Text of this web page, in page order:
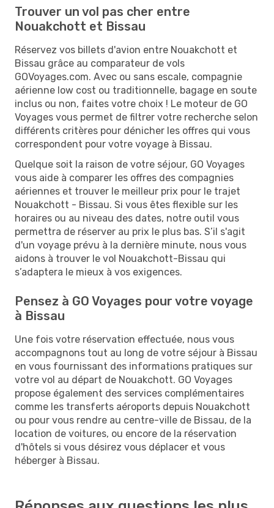
Trouver un vol pas cher entre
Nouakchott et Bissau
Réservez vos billets d'avion entre Nouakchott et
Bissau grâce au comparateur de vols
GOVoyages.com. Avec ou sans escale, compagnie
aérienne low cost ou traditionnelle, bagage en soute
inclus ou non, faites votre choix ! Le moteur de GO
Voyages vous permet de filtrer votre recherche selon
différents critères pour dénicher les offres qui vous
correspondent pour votre voyage à Bissau.
Quelque soit la raison de votre séjour, GO Voyages
vous aide à comparer les offres des compagnies
aériennes et trouver le meilleur prix pour le trajet
Nouakchott - Bissau. Si vous êtes flexible sur les
horaires ou au niveau des dates, notre outil vous
permettra de réserver au prix le plus bas. S’il s'agit
d'un voyage prévu à la dernière minute, nous vous
aidons à trouver le vol Nouakchott-Bissau qui
s’adaptera le mieux à vos exigences.
Pensez à GO Voyages pour votre voyage
à Bissau
Une fois votre réservation effectuée, nous vous
accompagnons tout au long de votre séjour à Bissau
en vous fournissant des informations pratiques sur
votre vol au départ de Nouakchott. GO Voyages
propose également des services complémentaires
comme les transferts aéroports depuis Nouakchott
ou pour vous rendre au centre-ville de Bissau, de la
location de voitures, ou encore de la réservation
d'hôtels si vous désirez vous déplacer et vous
héberger à Bissau.